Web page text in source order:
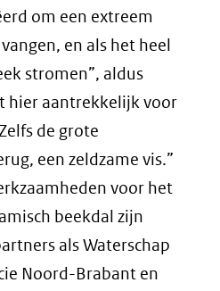
om een extreem
en als het heel
stromen”, aldus
hier aantrekkelijk voor
de grote
een zeldzame vis.”
voor het
beekdal zijn
als Waterschap
Noord-Brabant en